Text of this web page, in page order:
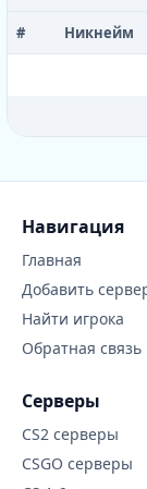
# Никнейм
Навигация
Главная
Добавить
Найти игрока
Обратная связь
Серверы
CS2 серверы
CSGO серверы